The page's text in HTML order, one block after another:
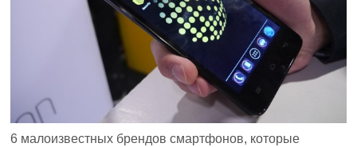
6 малоизвестных брендов смартфонов, которые